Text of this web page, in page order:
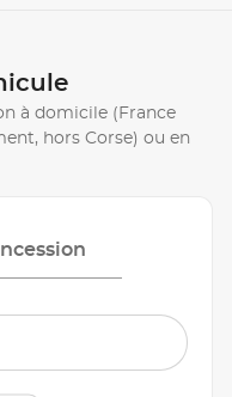
à domicile (France
hors Corse) ou en